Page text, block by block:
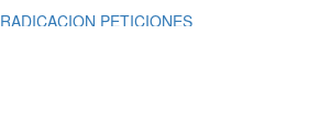
RADICACION PETICIONES